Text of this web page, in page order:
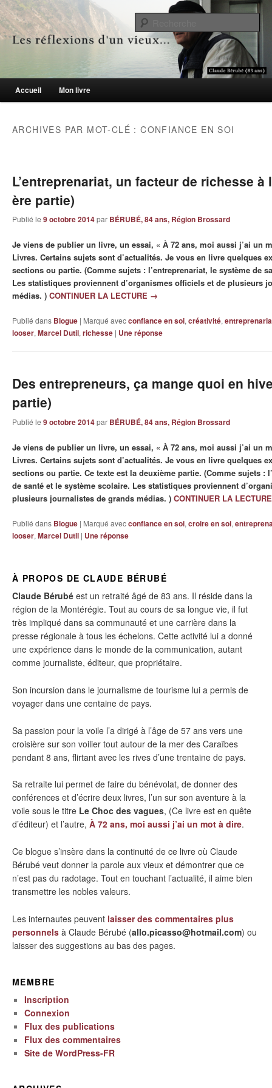
Les réflexions d'un vieux…
Le blogue des aînés de 65 ans et +
Menu principal
Aller au contenu principal
Aller au contenu secondaire
Accueil Mon livre
ARCHIVES PAR MOT-CLÉ :CONFIANCE EN SOI
L’entreprenariat, un facteur de richesse à
ère partie)
Publié le 9 octobre 2014par BÉRUBÉ, 84 ans, Région Brossard
Je viens de publier un livre, un essai, « À 72 ans, moi aussi j’ai un
Livres. Certains sujets sont d’actualités. Je vous en livre quelques
sections ou partie. (Comme sujets : l’entreprenariat, le système de
Les statistiques proviennent d’organismes officiels et de plusieurs
médias. ) CONTINUER LA LECTURE →
Publié dans Blogue | Marqué avecconfiance en soi, créativité,
looser, Marcel Dutil, richesse | Uneréponse
Des entrepreneurs, ça mange quoi en
partie)
Publié le 9 octobre 2014par BÉRUBÉ, 84 ans, Région Brossard
Je viens de publier un livre, un essai, « À 72 ans, moi aussi j’ai un
Livres. Certains sujets sont d’actualités. Je vous en livre quelques
sections ou partie. Ce texte est la deuxième partie. (Comme sujets :
de santé et le système scolaire. Les statistiques proviennent
plusieurs journalistes de grands médias. ) CONTINUER LA
Publié dans Blogue | Marqué avecconfiance en soi, croire en soi,
looser, Marcel Dutil | Uneréponse
À PROPOS DE CLAUDE BÉRUBÉ
Claude Bérubé est un retraité âgé de 83 ans. Il réside dans la
région de la Montérégie. Tout au cours de sa longue vie, il fut
très impliqué dans sa communauté et une carrière dans la
presse régionale à tous les échelons. Cette activité lui a donné
une expérience dans le monde de la communication, autant
comme journaliste, éditeur, que propriétaire.
Son incursion dans le journalisme de tourisme lui a permis de
voyager dans une centaine de pays.
Sa passion pour la voile l’a dirigé à l’âge de 57 ans vers une
croisière sur son voilier tout autour de la mer des Caraïbes
pendant 8 ans, flirtant avec les rives d’une trentaine de pays.
Sa retraite lui permet de faire du bénévolat, de donner des
conférences et d’écrire deux livres, l’un sur son aventure à la
voile sous le titre Le Choc des vagues, (Ce livre est en quête
d’éditeur) et l’autre, À 72 ans, moi aussi j’ai un mot à dire.
Ce blogue s’insère dans la continuité de ce livre où Claude
Bérubé veut donner la parole aux vieux et démontrer que ce
n’est pas du radotage. Tout en touchant l’actualité, il aime bien
transmettre les nobles valeurs.
Les internautes peuvent laisser des commentaires plus
personnels à Claude Bérubé (allo.picasso@hotmail.com) ou
laisser des suggestions au bas des pages.
MEMBRE
Inscription
Connexion
Flux des publications
Flux des commentaires
Site de WordPress-FR